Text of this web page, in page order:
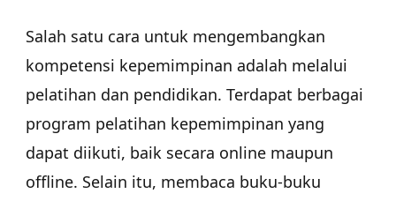
Salah satu cara untuk mengembangkan
kompetensi kepemimpinan adalah melalui
pelatihan dan pendidikan. Terdapat berbagai
program pelatihan kepemimpinan yang
dapat diikuti, baik secara online maupun
offline. Selain itu, membaca buku-buku